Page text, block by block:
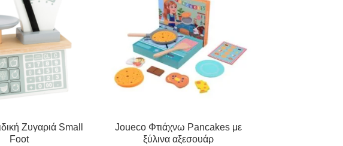
Ζυγαριά Small
Foot
Joueco Φτιάχνω Pancakes με
ξύλινα αξεσουάρ